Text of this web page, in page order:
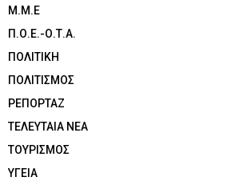
Μ.Μ.Ε
Π.Ο.Ε.-Ο.Τ.Α.
ΠΟΛΙΤΙΚΗ
ΠΟΛΙΤΙΣΜΟΣ
ΡΕΠΟΡΤΑΖ
ΤΕΛΕΥΤΑΙΑ ΝΕΑ
ΤΟΥΡΙΣΜΟΣ
ΥΓΕΙΑ